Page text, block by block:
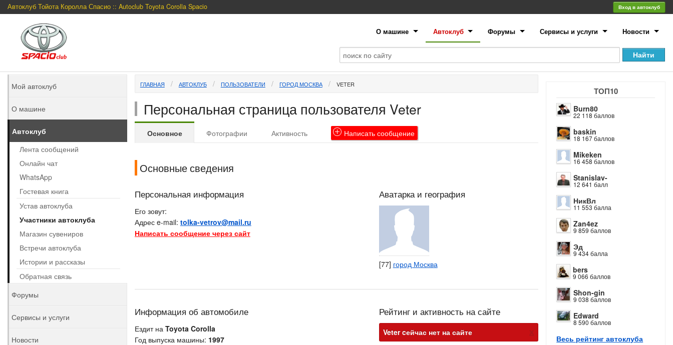
Автоклуб Тойота Королла Спасио :: Autoclub Toyota Corolla Spacio Вход в автоклуб
О машине Автоклуб Форумы Сервисы и услуги Новости
ТОП10
Burn80
22 118 баллов
baskin
18 167 баллов
Mikeken
16 458 баллов
Stanislav-
12 641 балл
НикВл
11 553 балла
Zan4ez
9 859 баллов
Эд
9 434 балла
bers
9 066 баллов
Shon-gin
9 038 баллов
Edward
8 590 баллов
Весь рейтинг автоклуба
ГЛАВНАЯ АВТОКЛУБ ПОЛЬЗОВАТЕЛИ ГОРОД МОСКВА VETER
Персональная страница пользователя Veter
Основное Фотографии Активность Написатьсообщение
Основные сведения
Персональная информация
Его зовут:
Адрес e-mail: tolka-vetrov@mail.ru
Написать сообщение через сайт
Аватарка и география
[77] город Москва
Информация об автомобиле
Ездит на Toyota Corolla
Год выпуска машины: 1997
Рейтинг и активность на сайте
Veter cейчас нет на сайте х
Мой автоклуб
О машине
Автоклуб
Лента сообщений
Онлайн чат
WhatsApp
Гостевая книга
Устав автоклуба
Участники автоклуба
Магазин сувениров
Встречи автоклуба
Истории и рассказы
Обратная связь
Форумы
Сервисы и услуги
Новости